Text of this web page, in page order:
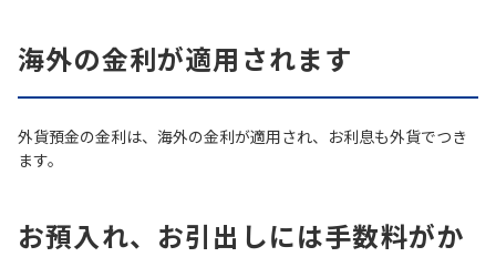
海外の金利が適用されます
外貨預金の金利は、海外の金利が適用され、お利息も外貨でつき
ます。
お預入れ、お引出しには手数料がか